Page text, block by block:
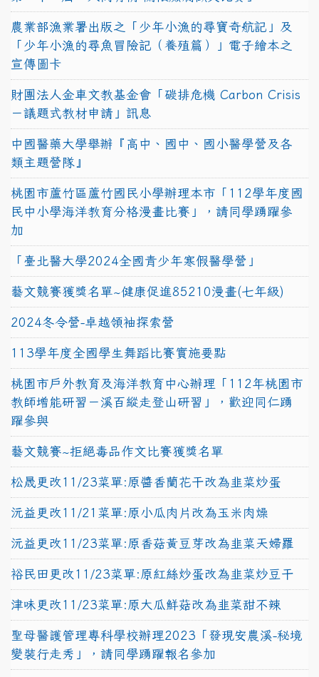
農業部漁業署出版之「少年小漁的尋寶奇航記」及
「少年小漁的尋魚冒險記（養殖篇）」電子繪本之
宣傳圖卡
財團法人金車文教基金會「碳排危機 Carbon Crisis
－議題式教材申請」訊息
中國醫藥大學舉辦『高中、國中、國小醫學營及各
類主題營隊』
桃園市蘆竹區蘆竹國民小學辦理本市「112學年度國
民中小學海洋教育分格漫畫比賽」，請同學踴躍參
加
「臺北醫大學2024全國青少年寒假醫學營」
藝文競賽獲獎名單~健康促進85210漫畫(七年級)
2024冬令營-卓越領袖探索營
113學年度全國學生舞蹈比賽實施要點
桃園市戶外教育及海洋教育中心辦理「112年桃園市
教師增能研習－溪百縱走登山研習」，歡迎同仁踴
躍參與
藝文競賽~拒絕毒品作文比賽獲獎名單
松晟更改11/23菜單:原醬香蘭花干改為韭菜炒蛋
沅益更改11/21菜單:原小瓜肉片改為玉米肉燥
沅益更改11/23菜單:原香菇黃豆芽改為韭菜天婦羅
裕民田更改11/23菜單:原紅絲炒蛋改為韭菜炒豆干
津味更改11/23菜單:原大瓜鮮菇改為韭菜甜不辣
聖母醫護管理專科學校辦理2023「發現安農溪-秘境
變裝行走秀」，請同學踴躍報名參加